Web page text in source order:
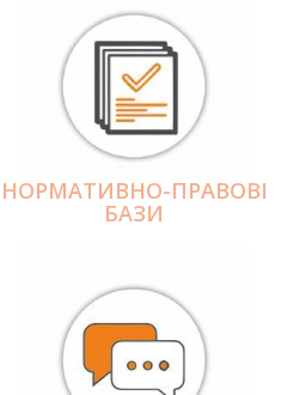
НОРМАТИВНО-ПРАВОВІ
БАЗИ